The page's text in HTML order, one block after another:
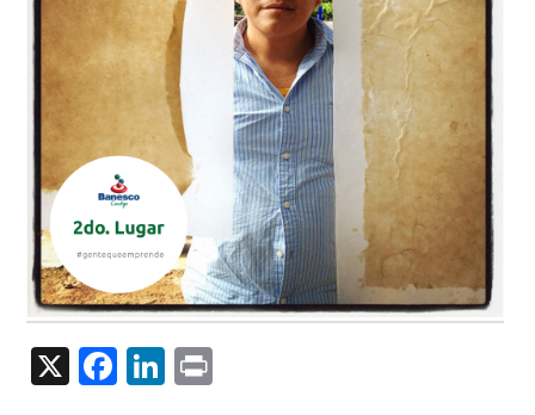
X Facebook
LinkedIn